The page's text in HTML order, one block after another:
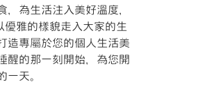
，為生活注入美好溫度，
優雅的樣貌走入大家的生
造專屬於您的個人生活美
醒的那一刻開始，為您開
一天。